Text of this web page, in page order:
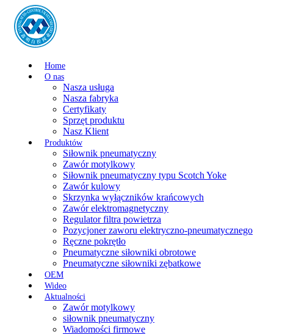
Home
O nas
Nasza usługa
Nasza fabryka
Certyfikaty
Sprzęt produktu
Nasz Klient
Produktów
Siłownik pneumatyczny
Zawór motylkowy
Siłownik pneumatyczny typu Scotch Yoke
Zawór kulowy
Skrzynka wyłączników krańcowych
Zawór elektromagnetyczny
Regulator filtra powietrza
Pozycjoner zaworu elektryczno-pneumatycznego
Ręczne pokrętło
Pneumatyczne siłowniki obrotowe
Pneumatyczne siłowniki zębatkowe
OEM
Wideo
Aktualności
Zawór motylkowy
siłownik pneumatyczny
Wiadomości firmowe